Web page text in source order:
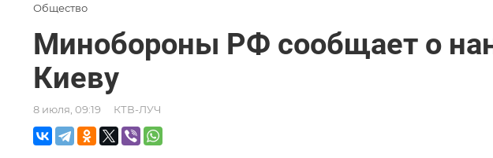
Общество
Минобороны РФ сообщает о
Киеву
8 июля, 09:19 КТВ-ЛУЧ